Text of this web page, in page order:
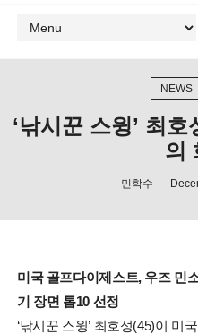
NEWS
‘낚시꾼 스윙’ 최
의
민학수
미국 골프다이제스트, 우즈 민
기 장면 톱10 선정
‘낚시꾼 스윙’ 최호성(45)이 미